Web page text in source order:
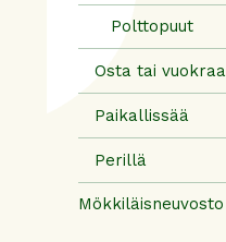
Polttopuut
Osta tai vuokraa
Paikallissää
Perillä
Mökkiläisneuvosto